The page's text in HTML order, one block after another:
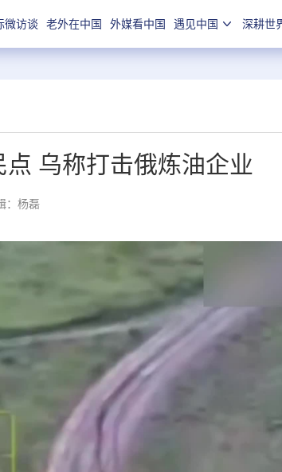
微访谈 老外在中国 外媒看中国 遇见中国 深耕世
乌称打击俄炼油企业
：杨磊